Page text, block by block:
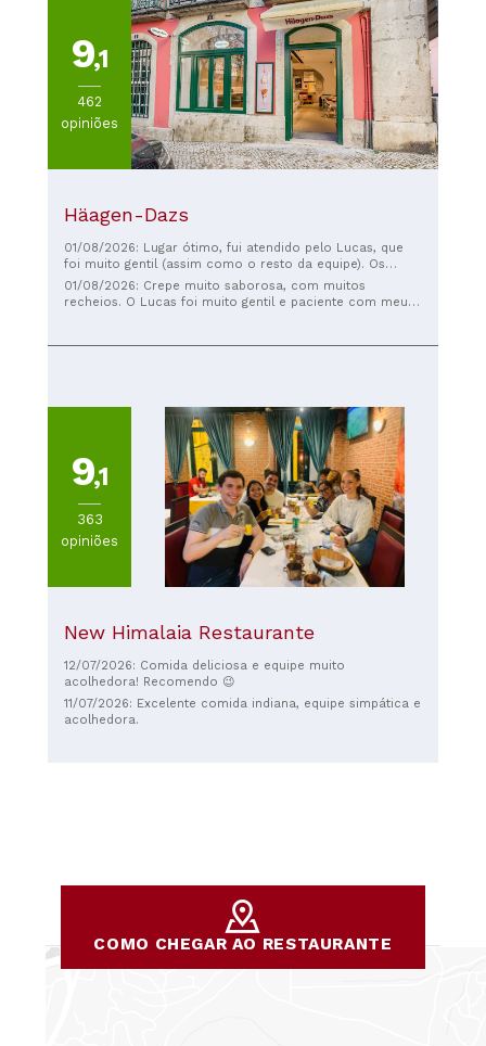
9,1
462
opiniões
Häagen-Dazs
01/08/2026: Lugar ótimo, fui atendido pelo Lucas, que
foi muito gentil (assim como o resto da equipe). Os
sorvetes de limão e manga são deliciosos.
01/08/2026: Crepe muito saborosa, com muitos
recheios. O Lucas foi muito gentil e paciente com meu
9,1
363
opiniões
New Himalaia Restaurante
12/07/2026: Comida deliciosa e equipe muito
acolhedora! Recomendo 😉
11/07/2026: Excelente comida indiana, equipe simpática e
acolhedora.
COMO CHEGAR AO RESTAURANTE